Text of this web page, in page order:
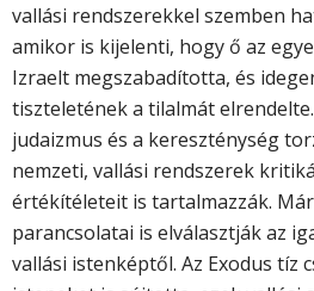
vallási rendszerekkel szemben
amikor is kijelenti, hogy ő az
Izraelt megszabadította, és
tiszteletének a tilalmát
judaizmus és a kereszténység
nemzeti, vallási rendszerek
értékítéleteit is tartalmazzák.
parancsolatai is elválasztják az
vallási istenképtől. Az Exodus tíz